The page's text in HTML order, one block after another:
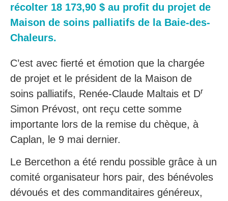
récolter 18 173,90 $ au profit du projet de
Maison de soins palliatifs de la Baie-des-
Chaleurs.
C’est avec fierté et émotion que la chargée
de projet et le président de la Maison de
soins palliatifs, Renée-Claude Maltais et Dr
Simon Prévost, ont reçu cette somme
importante lors de la remise du chèque, à
Caplan, le 9 mai dernier.
Le Bercethon a été rendu possible grâce à un
comité organisateur hors pair, des bénévoles
dévoués et des commanditaires généreux,